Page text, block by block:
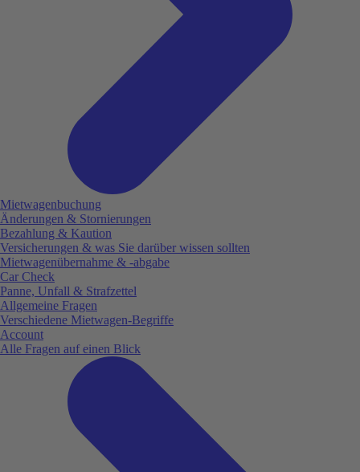
Mietwagenbuchung
Änderungen & Stornierungen
Bezahlung & Kaution
Versicherungen & was Sie darüber wissen sollten
Mietwagenübernahme & -abgabe
Car Check
Panne, Unfall & Strafzettel
Allgemeine Fragen
Verschiedene Mietwagen-Begriffe
Account
Alle Fragen auf einen Blick